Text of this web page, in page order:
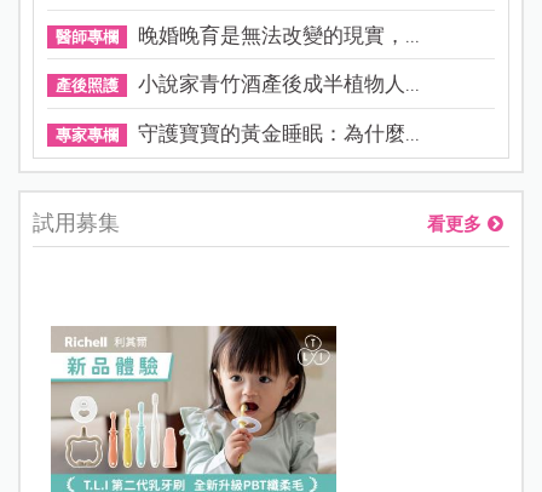
醫師專欄 晚婚晚育是無法改變的現實，...
產後照護 小說家青竹酒產後成半植物人...
專家專欄 守護寶寶的黃金睡眠：為什麼...
試用募集 看更多